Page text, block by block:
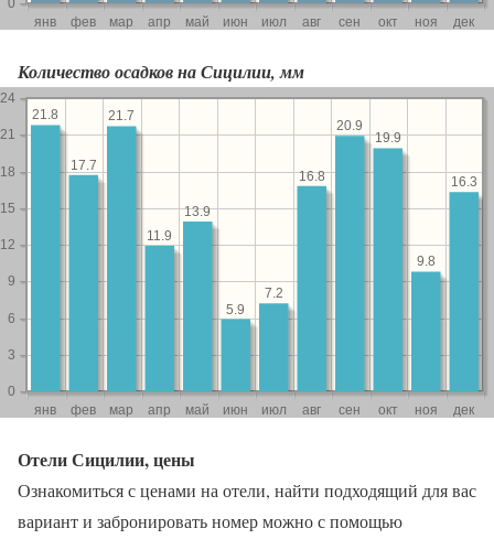
Количество осадков на Сицилии, мм
Отели Сицилии, цены
Ознакомиться с ценами на отели, найти подходящий для вас
вариант и забронировать номер можно с помощью